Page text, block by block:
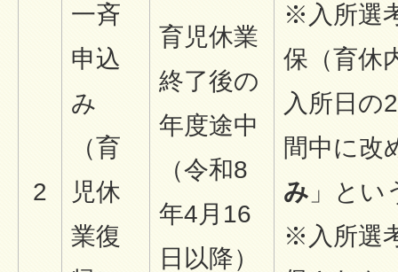
2
一斉
申込
み
（育
児休
業復
育児休業
終了後の
年度途中
（令和8
年4月16
日以降）
※入所選
保（育休
入所日の
間中に改
み 」と
※入所選